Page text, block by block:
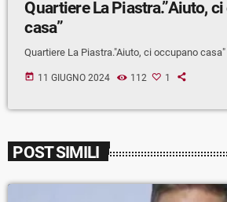
Quartiere La Piastra.”Aiuto,
casa”
Quartiere La Piastra."Aiuto, ci occupano casa"
today 11 GIUGNO 2024 112 1
POST SIMILI